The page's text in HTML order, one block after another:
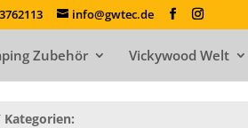
info@gwtec.de
Zubehör Vickywood Welt
Kategorien: